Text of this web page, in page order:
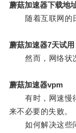
蘑菇加速器下载地
随着互联网的日
蘑菇加速器7天试用
然而，网络状况
蘑菇加速器vpm
有时，网速慢得
来不必要的失败。
如何解决这些问